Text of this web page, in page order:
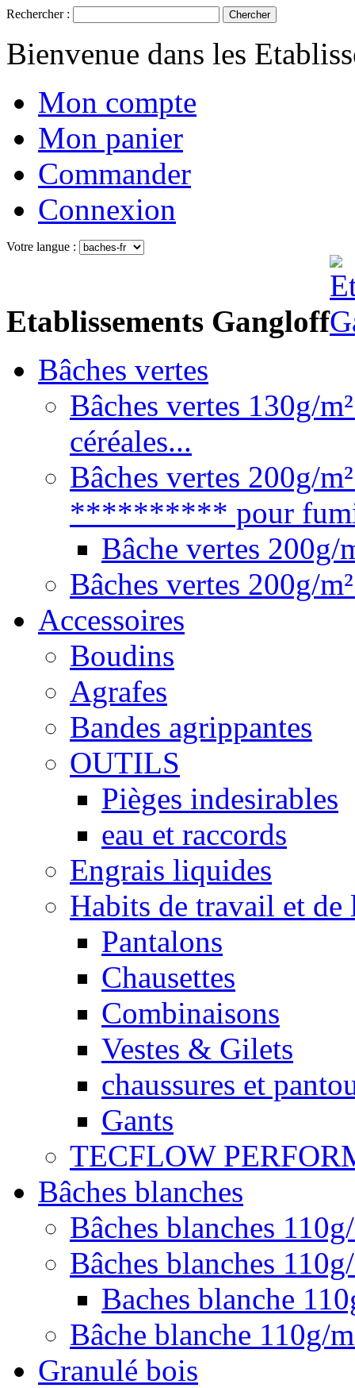
Rechercher : Chercher
Bienvenue dans les
Mon compte
Mon panier
Commander
Connexion
Votre langue :
Etablissements Gangloff
Bâches vertes
Bâches vertes 130g/
céréales...
Bâches vertes 200g/
********** pour
Bâche vertes
Bâches vertes 200g/
Accessoires
Boudins
Agrafes
Bandes agrippantes
OUTILS
Pièges indesirables
eau et raccords
Engrais liquides
Habits de travail et
Pantalons
Chausettes
Combinaisons
Vestes & Gilets
chaussures et
Gants
TECFLOW
Bâches blanches
Bâches blanches
Bâches blanches
Baches blanche
Bâche blanche 110g/
Granulé bois